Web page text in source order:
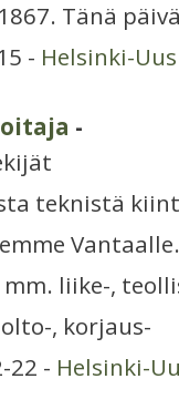
Tänä
- Helsinki-
-
teknistä
liike-,
, korjaus-
22 - Helsinki-